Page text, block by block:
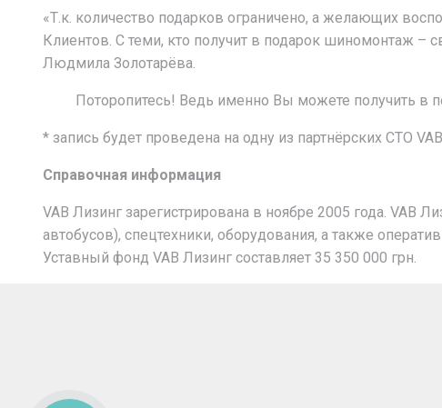
«Т.к. количество подарков ограничено, а желающих
Клиентов. С теми, кто получит в подарок шиномонтаж –
Людмила Золотарёва.
Поторопитесь! Ведь именно Вы можете получить в
* запись будет проведена на одну из партнёрских СТО
Справочная информация
VAB Лизинг зарегистрирована в ноябре 2005 года. VAB
автобусов), спецтехники, оборудования, а также
Уставный фонд VAB Лизинг составляет 35 350 000 грн.